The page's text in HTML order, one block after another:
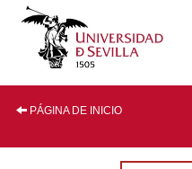
PÁGINA DE INICIO